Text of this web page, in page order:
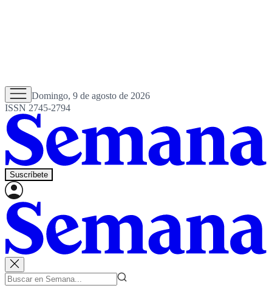
Domingo, 9 de agosto de 2026
ISSN 2745-2794
Suscríbete